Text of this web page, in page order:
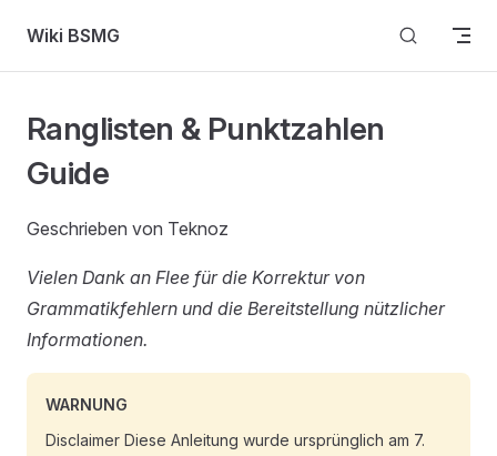
Skip to content
Wiki BSMG
Ranglisten & Punktzahlen
Guide
Geschrieben von Teknoz
Vielen Dank an Flee für die Korrektur von
Grammatikfehlern und die Bereitstellung nützlicher
Informationen.
WARNUNG
Disclaimer Diese Anleitung wurde ursprünglich am 7.